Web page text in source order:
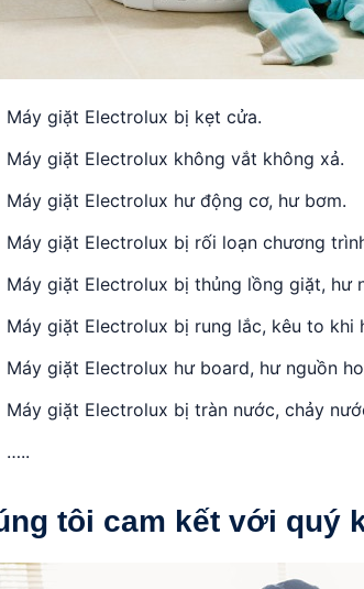
Máy giặt Electrolux bị kẹt cửa.
Máy giặt Electrolux không vắt không xả.
Máy giặt Electrolux hư động cơ, hư bơm.
Máy giặt Electrolux bị rối loạn chương
Máy giặt Electrolux bị thủng lồng giặt, hư
Máy giặt Electrolux bị rung lắc, kêu to khi
Máy giặt Electrolux hư board, hư nguồn
Máy giặt Electrolux bị tràn nước, chảy
…..
tôi cam kết với quý